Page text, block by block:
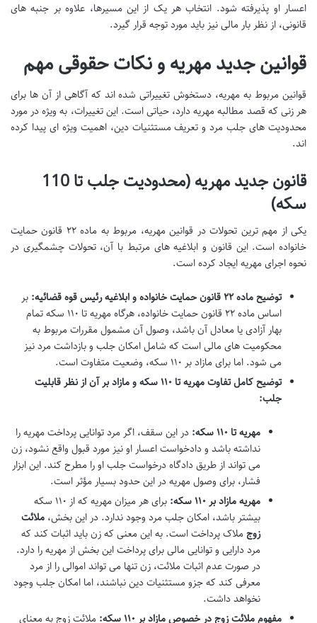
اعسار او پذیرفته شود. انتخاب هر یک از این مسیرها، علاوه بر جنبه های
قانونی، از نظر بار مالی نیز باید مورد توجه قرار گیرد.
قوانین جدید مهریه و نکات حقوقی مهم
قوانین مربوط به مهریه، دستخوش تغییراتی شده اند که آگاهی از آن ها برای
هر زنی که قصد مطالبه مهریه دارد، حیاتی است. این تغییرات، به ویژه در مورد
محدودیت های جلب مرد و تعریف مستثنیات دین، اهمیت ویژه ای پیدا کرده
اند.
قانون جدید مهریه (محدودیت جلب تا 110
سکه)
یکی از مهم ترین تحولات در قوانین مهریه، مربوط به ماده ۲۲ قانون حمایت
خانواده است. این قانون و ابلاغیه های مرتبط با آن، تحولات چشمگیری در
نحوه اجرای مهریه ایجاد کرده است.
توضیح ماده ۲۲ قانون حمایت خانواده و ابلاغیه رئیس قوه قضائیه:
بر
اساس ماده ۲۲ قانون حمایت خانواده، هرگاه مهریه تا ۱۱۰ سکه تمام
بهار آزادی یا معادل آن باشد، وصول آن مشمول مقررات مربوط به
محکومیت های مالی است که شامل امکان جلب و بازداشت مرد نیز
می شود. اما برای مازاد بر ۱۱۰ سکه، وضعیت متفاوت است.
توضیح کامل تفاوت مهریه تا ۱۱۰ سکه و مازاد بر آن از نظر قابلیت
جلب:
مهریه تا ۱۱۰ سکه:
در این سقف، اگر مرد توانایی پرداخت مهریه را
نداشته باشد و دادخواست اعسار او نیز مورد قبول واقع نشود، زن
می تواند از طریق دادگاه درخواست جلب او را مطرح کند. این ابزار
فشار، برای وصول مهریه در این حدود بسیار مؤثر است.
مهریه مازاد بر ۱۱۰ سکه:
برای هر میزان مهریه که از ۱۱۰ سکه
بیشتر باشد، امکان جلب مرد وجود ندارد. در این بخش، ملائت
زوجملاک پرداخت است. به این معنی که زن باید اثبات کند که
مرد دارایی و توانایی مالی برای پرداخت این بخش از مهریه را دارد.
در صورت عدم اثبات ملائت، زن تنها می تواند اموالی را از مرد
معرفی کند که جزو مستثنیات دین نباشند، اما امکان جلب وجود
نخواهد داشت.
مفهوم ملائت زوج در خصوص مازاد بر ۱۱۰ سکه:
ملائت زوج به معنای